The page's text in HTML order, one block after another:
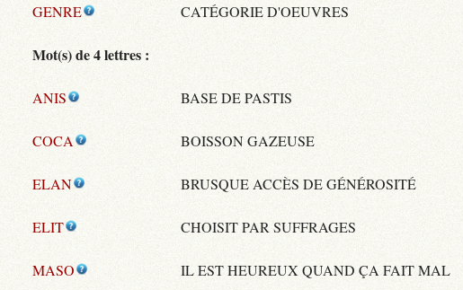
GENRE CATÉGORIE D'OEUVRES
Mot(s) de 4 lettres :
ANIS BASE DE PASTIS
COCA BOISSON GAZEUSE
ELAN BRUSQUE ACCÈS DE GÉNÉROSITÉ
ELIT CHOISIT PAR SUFFRAGES
MASO IL EST HEUREUX QUAND ÇA FAIT MAL